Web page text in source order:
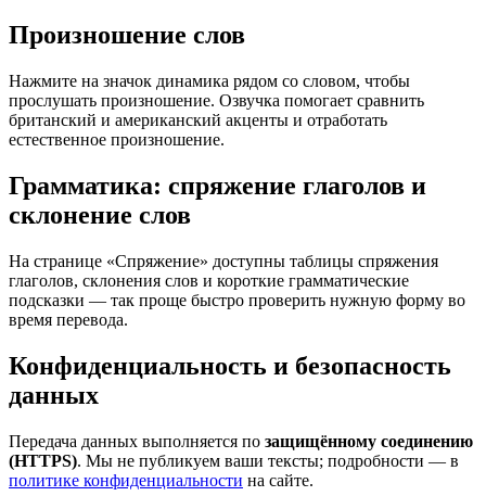
Произношение слов
Нажмите на значок динамика рядом со словом, чтобы
прослушать произношение. Озвучка помогает сравнить
британский и американский акценты и отработать
естественное произношение.
Грамматика: спряжение глаголов и
склонение слов
На странице «Спряжение» доступны таблицы спряжения
глаголов, склонения слов и короткие грамматические
подсказки — так проще быстро проверить нужную форму во
время перевода.
Конфиденциальность и безопасность
данных
Передача данных выполняется по защищённому соединению
(HTTPS). Мы не публикуем ваши тексты; подробности — в
политике конфиденциальности на сайте.